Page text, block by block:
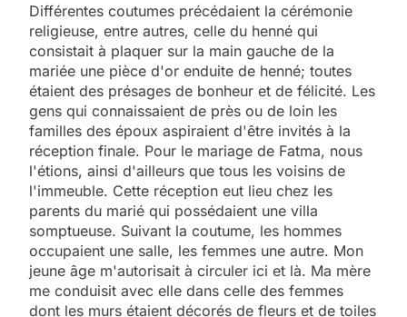
Différentes coutumes précédaient la cérémonie
religieuse, entre autres, celle du henné qui
consistait à plaquer sur la main gauche de la
mariée une pièce d'or enduite de henné; toutes
étaient des présages de bonheur et de félicité. Les
gens qui connaissaient de près ou de loin les
familles des époux aspiraient d'être invités à la
réception finale. Pour le mariage de Fatma, nous
l'étions, ainsi d'ailleurs que tous les voisins de
l'immeuble. Cette réception eut lieu chez les
parents du marié qui possédaient une villa
somptueuse. Suivant la coutume, les hommes
occupaient une salle, les femmes une autre. Mon
jeune âge m'autorisait à circuler ici et là. Ma mère
me conduisit avec elle dans celle des femmes
dont les murs étaient décorés de fleurs et de toiles